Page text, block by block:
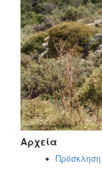
Αρχεία
Πρόσκληση